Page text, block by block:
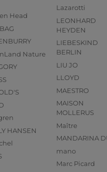
Head
Nature
HANSEN
Lazarotti
LEONHARD
HEYDEN
LIEBESKIND
BERLIN
LIU JO
LLOYD
MAESTRO
MAISON
MOLLERUS
Maître
MANDARINA
mano
Marc Picard